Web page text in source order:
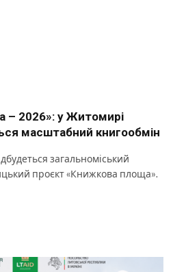
– 2026»: у Житомирі
масштабний книгообмін
загальноміський
проєкт «Книжкова площа».